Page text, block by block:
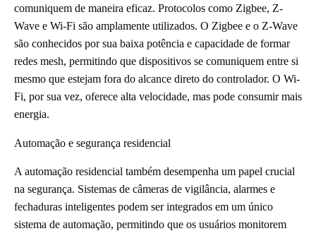
comuniquem de maneira eficaz. Protocolos como Zigbee, Z-
Wave e Wi-Fi são amplamente utilizados. O Zigbee e o Z-Wave
são conhecidos por sua baixa potência e capacidade de formar
redes mesh, permitindo que dispositivos se comuniquem entre si
mesmo que estejam fora do alcance direto do controlador. O Wi-
Fi, por sua vez, oferece alta velocidade, mas pode consumir mais
energia.
Automação e segurança residencial
A automação residencial também desempenha um papel crucial
na segurança. Sistemas de câmeras de vigilância, alarmes e
fechaduras inteligentes podem ser integrados em um único
sistema de automação, permitindo que os usuários monitorem